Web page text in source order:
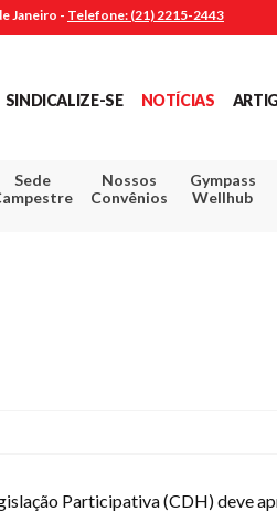
Janeiro - Telefone: (21) 2215-2443
SINDICALIZE-SE NOTÍCIAS
Sede
Nossos
Convênios
Gympass
Wellhub
Participativa (CDH) deve